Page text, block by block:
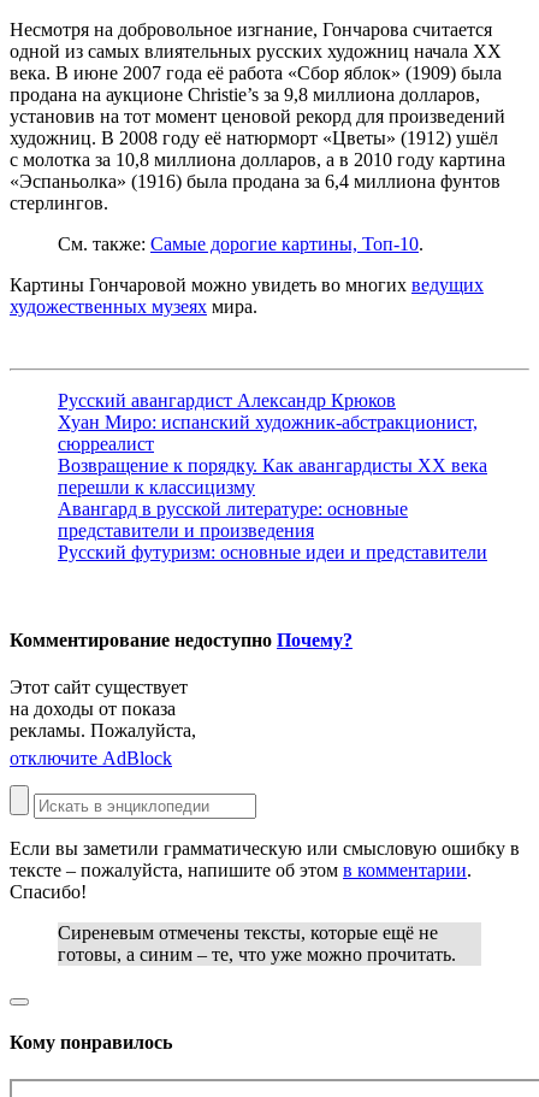
Несмотря на добровольное изгнание, Гончарова считается
одной из самых влиятельных русских художниц начала XX
века. В июне 2007 года её работа «Сбор яблок» (1909) была
продана на аукционе Christie’s за 9,8 миллиона долларов,
установив на тот момент ценовой рекорд для произведений
художниц. В 2008 году её натюрморт «Цветы» (1912) ушёл
с молотка за 10,8 миллиона долларов, а в 2010 году картина
«Эспаньолка» (1916) была продана за 6,4 миллиона фунтов
стерлингов.
См. также: Самые дорогие картины, Топ-10.
Картины Гончаровой можно увидеть во многих ведущих
художественных музеях мира.
Русский авангардист Александр Крюков
Хуан Миро: испанский художник-абстракционист,
сюрреалист
Возвращение к порядку. Как авангардисты XX века
перешли к классицизму
Авангард в русской литературе: основные
представители и произведения
Русский футуризм: основные идеи и представители
Комментирование недоступно Почему?
Этот сайт существует
на доходы от показа
рекламы. Пожалуйста,
отключите AdBlock
Если вы заметили грамматическую или смысловую ошибку в
тексте – пожалуйста, напишите об этом в комментарии.
Спасибо!
Сиреневым отмечены тексты, которые ещё не
готовы, а синим – те, что уже можно прочитать.
Кому понравилось